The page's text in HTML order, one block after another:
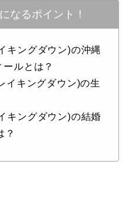
なるポイント！
ングダウン)の沖縄
ルとは？
キングダウン)の生
ングダウン)の結婚
？